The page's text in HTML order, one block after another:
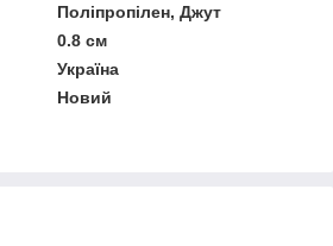
Поліпропілен, Джут
0.8 см
Україна
Новий